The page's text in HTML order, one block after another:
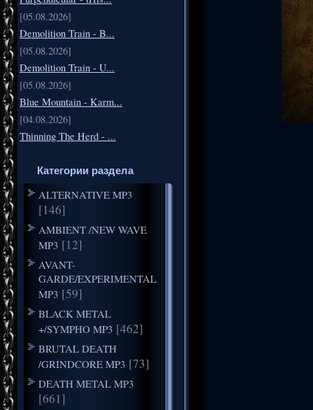
[05.08.2026]
Demolition Train - B...
[05.08.2026]
Demolition Train - U...
[05.08.2026]
Blue Mountain - Karm...
[04.08.2026]
Thinning The Herd - ...
Категории раздела
ALTERNATIVE MP3
[146]
AMBIENT /NEW WAVE
MP3 [12]
AVANT-
GARDE/EXPERIMENTAL
MP3 [59]
BLACK METAL
+/SYMPHO MP3 [462]
BRUTAL DEATH
/GRINDCORE MP3 [73]
DEATH METAL MP3
[661]